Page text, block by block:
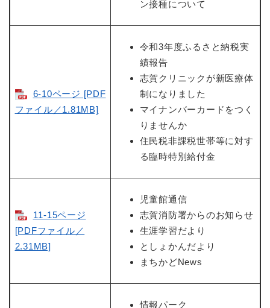
ン接種について
6-10ページ [PDF
ファイル／1.81MB]
令和3年度ふるさと納税実
績報告
志賀クリニックが新医療体
制になりました
マイナンバーカードをつく
りませんか
住民税非課税世帯等に対す
る臨時特別給付金
11-15ページ
[PDFファイル／
2.31MB]
児童館通信
志賀消防署からのお知らせ
生涯学習だより
としょかんだより
まちかどNews
情報パーク